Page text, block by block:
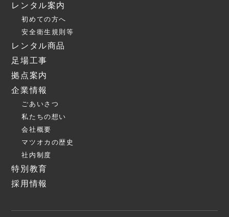
レンタル案内
初めての方へ
安全衛生規則等
レンタル商品
足場工事
拠点案内
企業情報
ごあいさつ
私たちの想い
会社概要
マツオカの歴史
社内制度
特別教育
採用情報